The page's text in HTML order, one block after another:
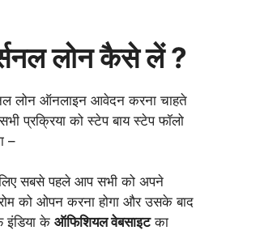
लोन कैसे लें ?
लोन ऑनलाइन आवेदन करना चाहते
प्रक्रिया को स्टेप बाय स्टेप फॉलो
–
सबसे पहले आप सभी को अपने
को ओपन करना होगा और उसके बाद
के ऑफिशियल वेबसाइटका